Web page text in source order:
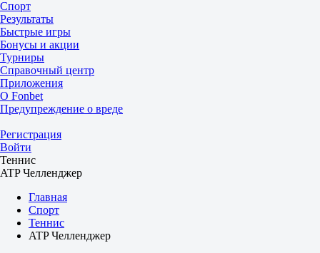
Спорт
Результаты
Быстрые игры
Бонусы и акции
Турниры
Справочный центр
Приложения
О Fonbet
Предупреждение о вреде
Регистрация
Войти
Теннис
ATP Челленджер
Главная
Спорт
Теннис
ATP Челленджер